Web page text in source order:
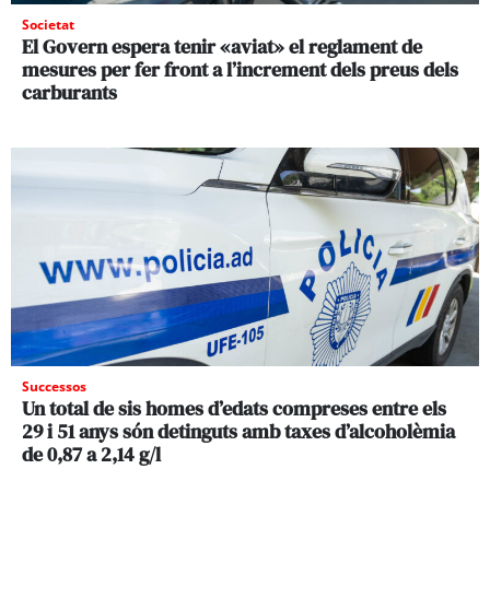
Societat
El Govern espera tenir «aviat» el reglament de
mesures per fer front a l’increment dels preus dels
carburants
Successos
Un total de sis homes d’edats compreses entre els
29 i 51 anys són detinguts amb taxes d’alcoholèmia
de 0,87 a 2,14 g/l